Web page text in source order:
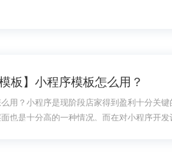
板】小程序模板怎么用？
用？小程序是现阶段店家得到盈利十分关
也是十分高的一种情况。而在对小程序开